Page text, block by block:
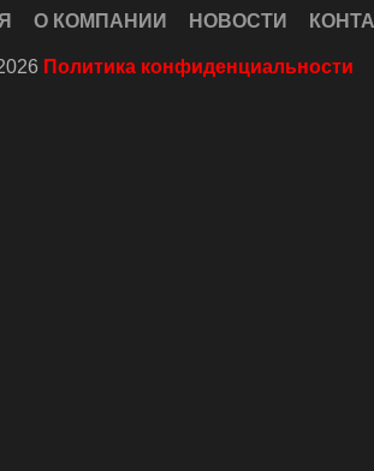
О КОМПАНИИ НОВОСТИ
Политика конфиденциальности